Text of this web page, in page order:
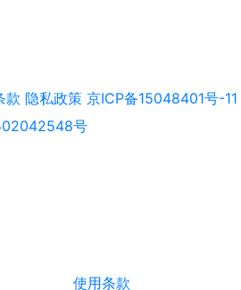
款 隐私政策 京ICP备15048401号-11
号
使用条款